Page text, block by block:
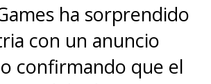
ha sorprendido
con un anuncio
confirmando que el